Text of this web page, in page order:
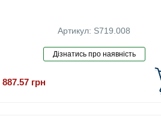
Артикул: S719.008
887.57 грн